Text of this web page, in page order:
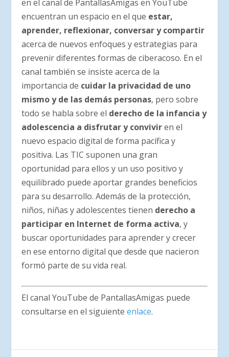
en el canal de PantallasAmigas en YouTube
encuentran un espacio en el que estar,
aprender, reflexionar, conversar y compartir
acerca de nuevos enfoques y estrategias para
prevenir diferentes formas de ciberacoso. En el
canal también se insiste acerca de la
importancia de cuidar la privacidad de uno
mismo y de las demás personas, pero sobre
todo se habla sobre el derecho de la infancia y
adolescencia a disfrutar y conviviren el
nuevo espacio digital de forma pacífica y
positiva. Las TIC suponen una gran
oportunidad para ellos y un uso positivo y
equilibrado puede aportar grandes beneficios
para su desarrollo. Además de la protección,
niños, niñas y adolescentes tienen derecho a
participar en Internet de forma activa, y
buscar oportunidades para aprender y crecer
en ese entorno digital que desde que nacieron
formó parte de su vida real.
El canal YouTube de PantallasAmigas puede
consultarse en el siguienteenlace.